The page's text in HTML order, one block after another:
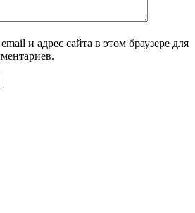
и адрес сайта в этом браузере для